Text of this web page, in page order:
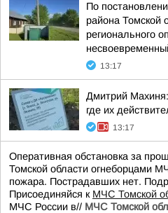
По
района Томской
регионального
13:17
Дмитрий
где их
13:17
Оперативная обстановка за
Томской области огнеборцами
пожара. Пострадавших нет.
Присоединяйся к МЧС Томской
МЧС России в// МЧС Томской